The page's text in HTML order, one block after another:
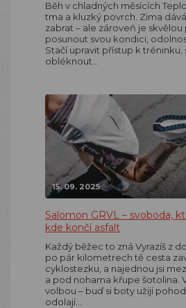
Běh v chladných měsících
tma a kluzký povrch. Zima
zabrat – ale zároveň je skvělou
posunout svou kondici,
Stačí upravit přístup k tréninku,
obléknout…
15. 09. 2025
Salomon GRVL – svoboda,
kde končí asfalt
Každý běžec to zná Vyrazíš z
po pár kilometrech tě cesta
cyklostezku, a najednou jsi
a pod nohama křupe šotolina.
volbou – buď si boty užijí
odolají…